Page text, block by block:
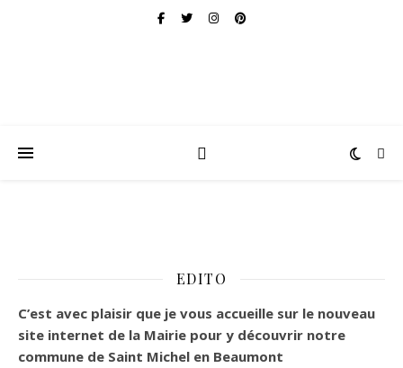
EDITO
C’est avec plaisir que je vous accueille sur le nouveau
site internet de la Mairie pour y découvrir notre
commune de Saint Michel en Beaumont